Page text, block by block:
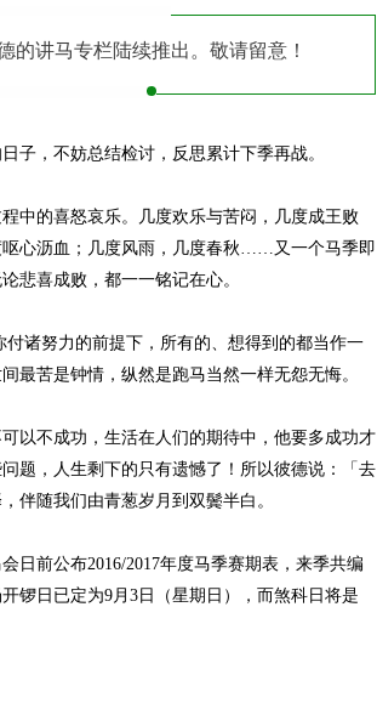
的讲马专栏陆续推出。敬请留意！
子，不妨总结检讨，反思累计下季再战。
中的喜怒哀乐。几度欢乐与苦闷，几度成王败
心沥血；几度风雨，几度春秋……又一个马季即
悲喜成败，都一一铭记在心。
诸努力的前提下，所有的、想得到的都当作一
最苦是钟情，纵然是跑马当然一样无怨无悔。
以不成功，生活在人们的期待中，他要多成功才
题，人生剩下的只有遗憾了！所以彼德说：「去
伴随我们由青葱岁月到双鬓半白。
日前公布2016/2017年度马季赛期表，来季共编
锣日已定为9月3日（星期日），而煞科日将是